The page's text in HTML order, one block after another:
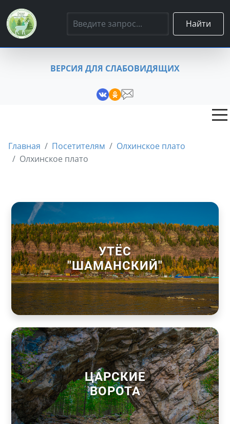
Найти
ВЕРСИЯ ДЛЯ СЛАБОВИДЯЩИХ
Главная Посетителям
Олхинское плато
Олхинское плато
УТЁС
"ШАМАНСКИЙ"
ЦАРСКИЕ
ВОРОТА